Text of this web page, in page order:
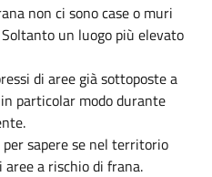
non ci sono case o muri
un luogo più elevato
di aree già sottoposte a
particolar modo durante
sapere se nel territorio
a rischio di frana.